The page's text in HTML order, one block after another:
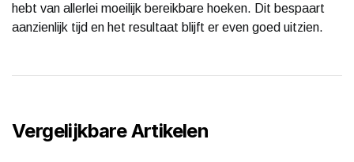
hebt van allerlei moeilijk bereikbare hoeken. Dit bespaart
aanzienlijk tijd en het resultaat blijft er even goed uitzien.
Vergelijkbare Artikelen